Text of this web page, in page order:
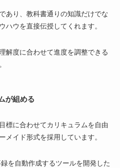
あり、教科書通りの知識だけでな
ハウを直接伝授してくれます。
解度に合わせて進度を調整できる
が組める
標に合わせてカリキュラムを自由
メイド形式を採用しています。
を自動作成するツールを開発した